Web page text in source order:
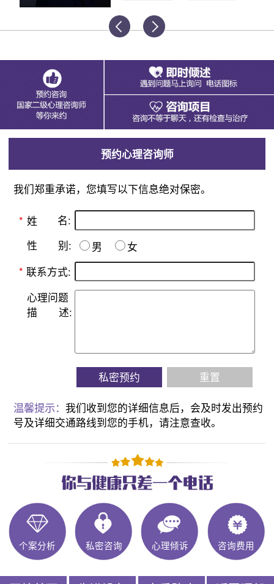
预约心理咨询师
我们郑重承诺，您填写以下信息绝对保密。
* 姓 名:
性 别: 男
女
* 联系方式:
心理问题
描
述:
私密预约 重置
温馨提示：我们收到您的详细信息后，会及时发出预约
号及详细交通路线到您的手机，请注意查收。
个案分析 私密咨询 心理倾诉 咨询费用